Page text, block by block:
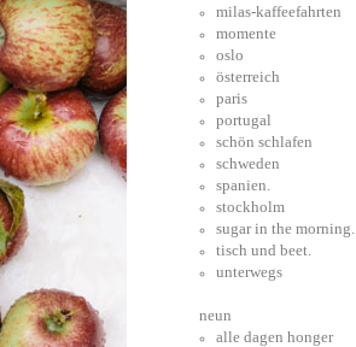
milas-kaffeefahrten
momente
oslo
österreich
paris
portugal
schön schlafen
schweden
spanien.
stockholm
sugar in the morning.
tisch und beet.
unterwegs
neun
alle dagen honger